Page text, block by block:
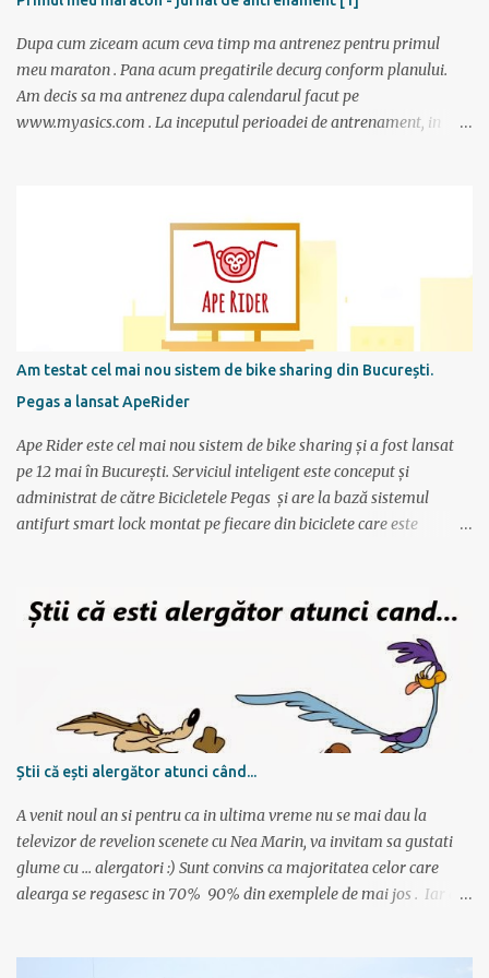
Dupa cum ziceam acum ceva timp ma antrenez pentru primul
meu maraton . Pana acum pregatirile decurg conform planului.
Am decis sa ma antrenez dupa calendarul facut pe
www.myasics.com . La inceputul perioadei de antrenament, in
saptamana imi propun sa alerg (de doua ori), care sunt zilele
preferate de antrenament. Apoi site-ul mi-a generat un calendar
pentru urmatoarele luni imi care mi se spune cati km am de
alergat la fiecare antrenament si ce timp ar trebui sa scot.
Consider ca este un program foarte bun mai ales ca nu am un
antrenor asa cum au sportivii profesionisti si oricine si-l poate crea
foarte simplu; se alterneaza antrenamente mai scurte cu
antrenamente mai lungi, apoi din nou mai scurte dar trebuie
obtinuti timpi mai buni, ceea ce fortifica muschii si creeaza cadrul
pentru a avansa apoi...
Am testat cel mai nou sistem de bike sharing din București.
Pegas a lansat ApeRider
Ape Rider este cel mai nou sistem de bike sharing și a fost lansat
pe 12 mai în București. Serviciul inteligent este conceput și
administrat de către Bicicletele Pegas și are la bază sistemul
antifurt smart lock montat pe fiecare din biciclete care este
intermediul aplicației. Reprezentanții Pegas anunțaseră de mai
multă vreme că vor să lanseze un serviciu de rent-a-bike,
închiriere biciclete, bike sharing, și iată că acum s-a si concretizat.
Încă de la aflarea primelor vești am fost interesat să văd cum va
funcționa sistemul pentru că, pe lângă alte astfel de servicii,
ApeRider aduce ceva inovator: bicicletele stau pe stradă, în niște
locuri prestabilite și marcate pe hartă, iar utilizatorul deschide
aplicația, vede unde este cea mai apropiată bicicletă, scaneaza
codul QR și ia bicicleta. Bicicletele nu sunt păzite, dar sunt asigur...
Știi că ești alergător atunci când...
A venit noul an si pentru ca in ultima vreme nu se mai dau la
televizor de revelion scenete cu Nea Marin, va invitam sa gustati
glume cu ... alergatori :) Sunt convins ca majoritatea celor care
alearga se regasesc in 70% 90% din exemplele de mai jos . Iar cei